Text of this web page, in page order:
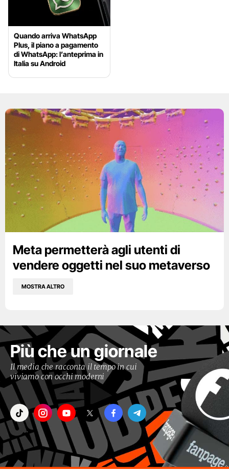
Quando arriva WhatsApp
Plus, il piano a pagamento
di WhatsApp: l’anteprima in
Italia su Android
Meta permetterà agli utenti di
vendere oggetti nel suo metaverso
MOSTRA ALTRO
Più che un giornale
Il media che racconta il tempo in cui
viviamo con occhi moderni